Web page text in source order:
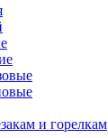
и горелкам